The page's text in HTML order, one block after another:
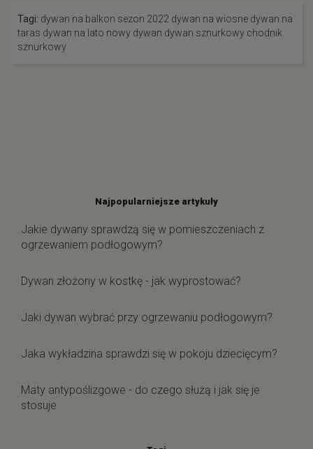
Tagi: dywan na balkon sezon 2022 dywan na wiosne dywan na
taras dywan na lato nowy dywan dywan sznurkowy chodnik
sznurkowy
Najpopularniejsze artykuły
Jakie dywany sprawdzą się w pomieszczeniach z
ogrzewaniem podłogowym?
Dywan złożony w kostkę - jak wyprostować?
Jaki dywan wybrać przy ogrzewaniu podłogowym?
Jaka wykładzina sprawdzi się w pokoju dziecięcym?
Maty antypoślizgowe - do czego służą i jak się je
stosuje